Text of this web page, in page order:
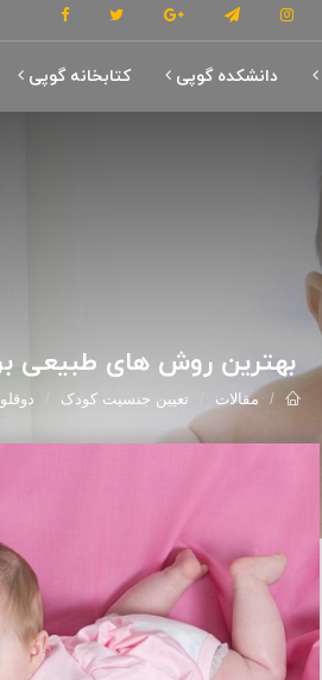
دانشکده گوپی کتابخانه گوپی
بهترین روش های طبیعی
مقالات تعیین جنسیت کودک